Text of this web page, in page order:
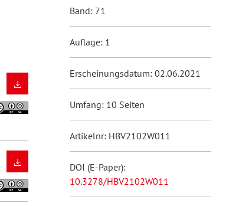
Band: 71
Auflage: 1
Erscheinungsdatum: 02.06.2021
Umfang: 10 Seiten
Artikelnr: HBV2102W011
DOI (E-Paper):
10.3278/HBV2102W011